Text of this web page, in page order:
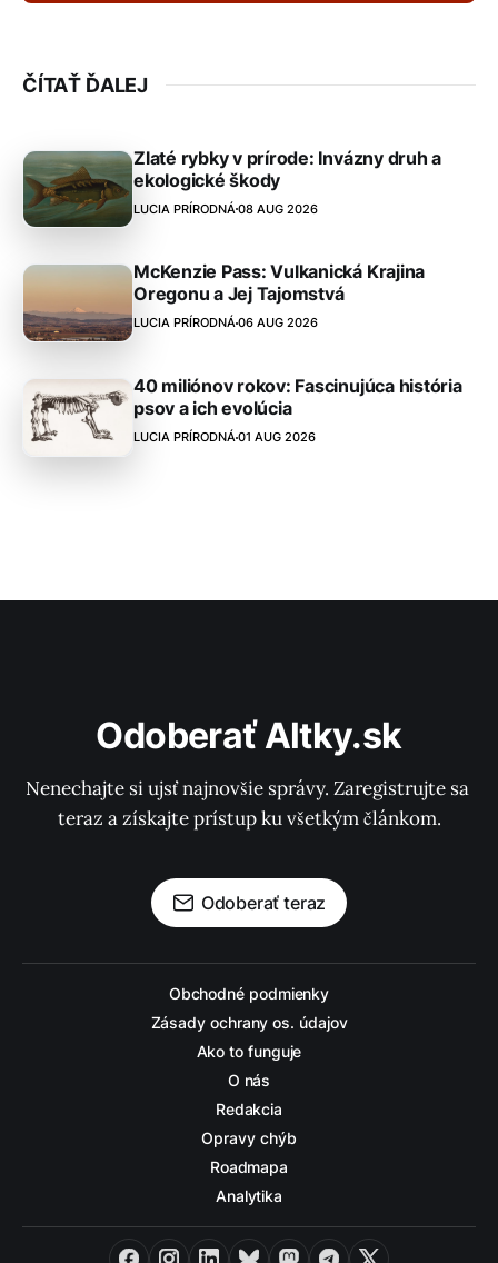
ČÍTAŤ ĎALEJ
Zlaté rybky v prírode: Invázny druh a
ekologické škody
LUCIA PRÍRODNÁ08 AUG 2026
McKenzie Pass: Vulkanická Krajina
Oregonu a Jej Tajomstvá
LUCIA PRÍRODNÁ06 AUG 2026
40 miliónov rokov: Fascinujúca história
psov a ich evolúcia
LUCIA PRÍRODNÁ01 AUG 2026
Odoberať Altky.sk
Nenechajte si ujsť najnovšie správy. Zaregistrujte sa
teraz a získajte prístup ku všetkým článkom.
Odoberať teraz
Obchodné podmienky
Zásady ochrany os. údajov
Ako to funguje
O nás
Redakcia
Opravy chýb
Roadmapa
Analytika